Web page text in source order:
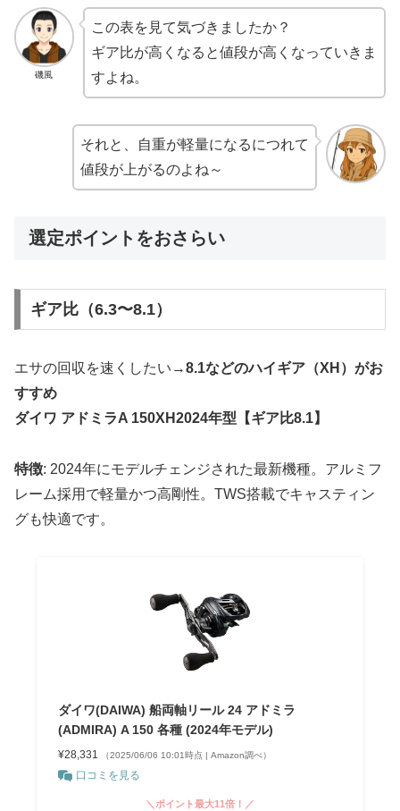
磯風
この表を見て気づきましたか？
ギア比が高くなると値段が高くなっていきま
すよね。
それと、自重が軽量になるにつれて
値段が上がるのよね～
選定ポイントをおさらい
ギア比（6.3〜8.1）
エサの回収を速くしたい→8.1などのハイギア（XH）がお
すすめ
ダイワ アドミラA 150XH2024年型【ギア比8.1】
特徴: 2024年にモデルチェンジされた最新機種。アルミフ
レーム採用で軽量かつ高剛性。TWS搭載でキャスティン
グも快適です。
ダイワ(DAIWA) 船両軸リール 24 アドミラ
(ADMIRA) A 150 各種 (2024年モデル)
¥28,331 （2025/06/06 10:01時点 | Amazon調べ）
口コミを見る
＼ポイント最大11倍！／